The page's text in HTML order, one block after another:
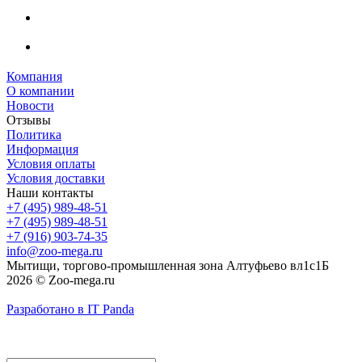
Компания
О компании
Новости
Отзывы
Политика
Информация
Условия оплаты
Условия доставки
Наши контакты
+7 (495) 989-48-51
+7 (495) 989-48-51
+7 (916) 903-74-35
info@zoo-mega.ru
Мытищи, торгово-промышленная зона Алтуфьево вл1с1Б
2026 © Zoo-mega.ru
Разработано в IT Panda